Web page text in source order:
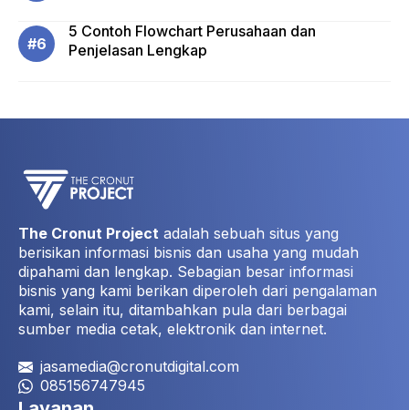
5 Contoh Flowchart Perusahaan dan
Penjelasan Lengkap
The Cronut Project adalah sebuah situs yang
berisikan informasi bisnis dan usaha yang mudah
dipahami dan lengkap. Sebagian besar informasi
bisnis yang kami berikan diperoleh dari pengalaman
kami, selain itu, ditambahkan pula dari berbagai
sumber media cetak, elektronik dan internet.
jasamedia@cronutdigital.com
085156747945